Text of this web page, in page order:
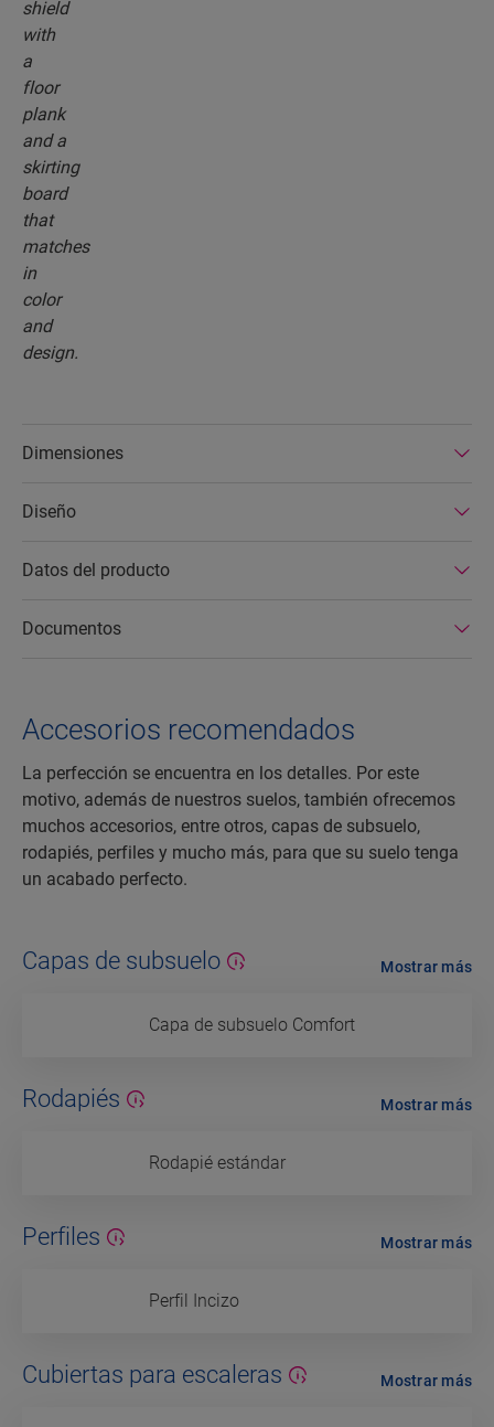
Dimensiones
Diseño
Datos del producto
Documentos
Accesorios recomendados
La perfección se encuentra en los detalles. Por este
motivo, además de nuestros suelos, también ofrecemos
muchos accesorios, entre otros, capas de subsuelo,
rodapiés, perfiles y mucho más, para que su suelo tenga
un acabado perfecto.
Capas de subsuelo
Capa de subsuelo Comfort
Mostrar más
Rodapiés
Rodapié estándar
Mostrar más
Perfiles
Perfil Incizo
Mostrar más
Cubiertas para escaleras Mostrar más